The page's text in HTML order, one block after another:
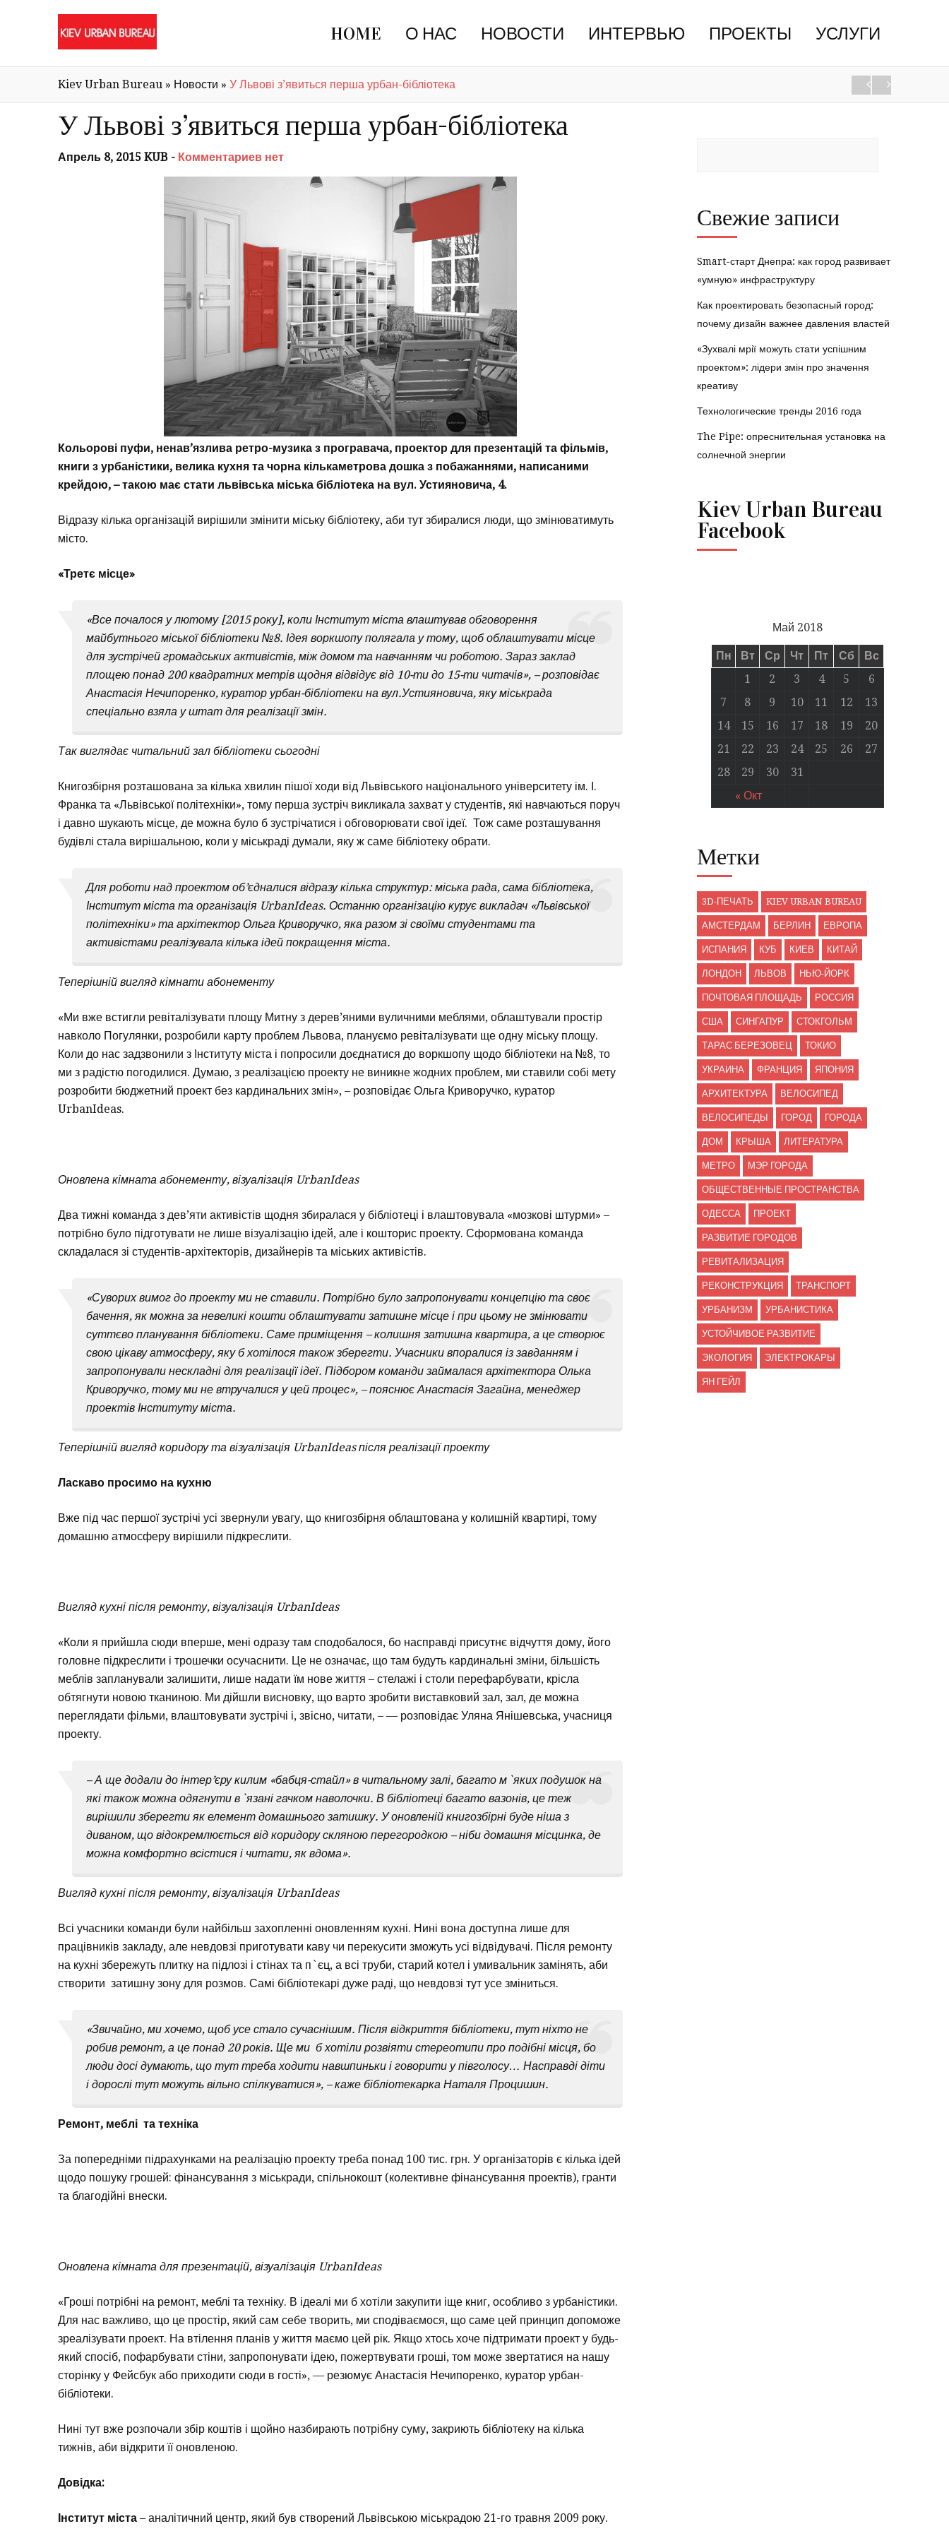
HOME О НАС НОВОСТИ ИНТЕРВЬЮ ПРОЕКТЫ УСЛУГИ
Kiev Urban Bureau » Новости » У Львові з’явиться перша урбан-бібліотека
У Львові з’явиться перша урбан-бібліотека
Апрель 8, 2015 KUB - Комментариев нет
Кольорові пуфи, ненав’язлива ретро-музика з програвача, проектор для презентацій та фільмів,
книги з урбаністики, велика кухня та чорна кількаметрова дошка з побажаннями, написаними
крейдою, – такою має стати львівська міська бібліотека на вул. Устияновича, 4.
Відразу кілька організацій вирішили змінити міську бібліотеку, аби тут збиралися люди, що змінюватимуть
місто.
«Третє місце»
«Все почалося у лютому [2015 року], коли Інститут міста влаштував обговорення
майбутнього міської бібліотеки №8. Ідея воркшопу полягала у тому, щоб облаштувати місце
для зустрічей громадських активістів, між домом та навчанням чи роботою. Зараз заклад
площею понад 200 квадратних метрів щодня відвідує від 10-ти до 15-ти читачів», – розповідає
Анастасія Нечипоренко, куратор урбан-бібліотеки на вул.Устияновича, яку міськрада
спеціально взяла у штат для реалізації змін.
Так виглядає читальний зал бібліотеки сьогодні
Книгозбірня розташована за кілька хвилин пішої ходи від Львівського національного університету ім. І.
Франка та «Львівської політехніки», тому перша зустріч викликала захват у студентів, які навчаються поруч
і давно шукають місце, де можна було б зустрічатися і обговорювати свої ідеї. Тож саме розташування
будівлі стала вирішальною, коли у міськраді думали, яку ж саме бібліотеку обрати.
Для роботи над проектом об’єдналися відразу кілька структур: міська рада, сама бібліотека,
Інститут міста та організація UrbanIdeas. Останню організацію курує викладач «Львівської
політехніки» та архітектор Ольга Криворучко, яка разом зі своїми студентами та
активістами реалізувала кілька ідей покращення міста.
Теперішній вигляд кімнати абонементу
«Ми вже встигли ревіталізувати площу Митну з дерев’яними вуличними меблями, облаштували простір
навколо Погулянки, розробили карту проблем Львова, плануємо ревіталізувати ще одну міську площу.
Коли до нас задзвонили з Інституту міста і попросили доєднатися до воркшопу щодо бібліотеки на №8, то
ми з радістю погодилися. Думаю, з реалізацією проекту не виникне жодних проблем, ми ставили собі мету
розробити бюджетний проект без кардинальних змін», – розповідає Ольга Криворучко, куратор
UrbanIdeas.
Оновлена кімната абонементу, візуалізація UrbanIdeas
Два тижні команда з дев’яти активістів щодня збиралася у бібліотеці і влаштовувала «мозкові штурми» –
потрібно було підготувати не лише візуалізацію ідей, але і кошторис проекту. Сформована команда
складалася зі студентів-архітекторів, дизайнерів та міських активістів.
«Суворих вимог до проекту ми не ставили. Потрібно було запропонувати концепцію та своє
бачення, як можна за невеликі кошти облаштувати затишне місце і при цьому не змінювати
суттєво планування бібліотеки. Саме приміщення – колишня затишна квартира, а це створює
свою цікаву атмосферу, яку б хотілося також зберегти. Учасники впоралися із завданням і
запропонували нескладні для реалізації ідеї. Підбором команди займалася архітектора Олька
Криворучко, тому ми не втручалися у цей процес», – пояснює Анастасія Загайна, менеджер
проектів Інституту міста.
Теперішній вигляд коридору та візуалізація UrbanIdeas після реалізації проекту
Ласкаво просимо на кухню
Вже під час першої зустрічі усі звернули увагу, що книгозбірня облаштована у колишній квартирі, тому
домашню атмосферу вирішили підкреслити.
Вигляд кухні після ремонту, візуалізація UrbanIdeas
«Коли я прийшла сюди вперше, мені одразу там сподобалося, бо насправді присутнє відчуття дому, його
головне підкреслити і трошечки осучаснити. Це не означає, що там будуть кардинальні зміни, більшість
меблів запланували залишити, лише надати їм нове життя – стелажі і столи перефарбувати, крісла
обтягнути новою тканиною. Ми дійшли висновку, що варто зробити виставковий зал, зал, де можна
переглядати фільми, влаштовувати зустрічі і, звісно, читати, – — розповідає Уляна Янішевська, учасниця
проекту.
– А ще додали до інтер’єру килим «бабця-стайл» в читальному залі, багато м`яких подушок на
які також можна одягнути в`язані гачком наволочки. В бібліотеці багато вазонів, це теж
вирішили зберегти як елемент домашнього затишку. У оновленій книгозбірні буде ніша з
диваном, що відокремлюється від коридору скляною перегородкою – ніби домашня місцинка, де
можна комфортно всістися і читати, як вдома».
Вигляд кухні після ремонту, візуалізація UrbanIdeas
Всі учасники команди були найбільш захопленні оновленням кухні. Нині вона доступна лише для
працівників закладу, але невдовзі приготувати каву чи перекусити зможуть усі відвідувачі. Після ремонту
на кухні збережуть плитку на підлозі і стінах та п`єц, а всі труби, старий котел і умивальник замінять, аби
створити затишну зону для розмов. Самі бібліотекарі дуже раді, що невдовзі тут усе зміниться.
«Звичайно, ми хочемо, щоб усе стало сучаснішим. Після відкриття бібліотеки, тут ніхто не
робив ремонт, а це понад 20 років. Ще ми б хотіли розвіяти стереотипи про подібні місця, бо
люди досі думають, що тут треба ходити навшпиньки і говорити у півголосу… Насправді діти
і дорослі тут можуть вільно спілкуватися», – каже бібліотекарка Наталя Процишин.
Ремонт, меблі та техніка
За попередніми підрахунками на реалізацію проекту треба понад 100 тис. грн. У організаторів є кілька ідей
щодо пошуку грошей: фінансування з міськради, спільнокошт (колективне фінансування проектів), гранти
та благодійні внески.
Оновлена кімната для презентацій, візуалізація UrbanIdeas
«Гроші потрібні на ремонт, меблі та техніку. В ідеалі ми б хотіли закупити іще книг, особливо з урбаністики.
Для нас важливо, що це простір, який сам себе творить, ми сподіваємося, що саме цей принцип допоможе
зреалізувати проект. На втілення планів у життя маємо цей рік. Якщо хтось хоче підтримати проект у будь-
який спосіб, пофарбувати стіни, запропонувати ідею, пожертвувати гроші, том може звертатися на нашу
сторінку у Фейсбук або приходити сюди в гості», — резюмує Анастасія Нечипоренко, куратор урбан-
бібліотеки.
Нині тут вже розпочали збір коштів і щойно назбирають потрібну суму, закриють бібліотеку на кілька
тижнів, аби відкрити її оновленою.
Довідка:
Інститут міста – аналітичний центр, який був створений Львівською міськрадою 21-го травня 2009 року.
Свежие записи
Smart-старт Днепра: как город развивает
«умную» инфраструктуру
Как проектировать безопасный город:
почему дизайн важнее давления властей
«Зухвалі мрії можуть стати успішним
проектом»: лідери змін про значення
креативу
Технологические тренды 2016 года
The Pipe: опреснительная установка на
солнечной энергии
Kiev Urban Bureau
Facebook
Май 2018
Пн Вт Ср Чт Пт Сб Вс
« Окт
1 2 3 4 5
6
7
8 9 10 11 12
13
14
15 16 17 18 19
20
21
22 23 24 25 26
27
28
29 30 31
Метки
3D-ПЕЧАТЬ KIEV URBAN BUREAU
АМСТЕРДАМ БЕРЛИН ЕВРОПА
ИСПАНИЯ КУБ КИЕВ КИТАЙ
ЛОНДОН ЛЬВОВ НЬЮ-ЙОРК
ПОЧТОВАЯ ПЛОЩАДЬ РОССИЯ
США СИНГАПУР СТОКГОЛЬМ
ТАРАС БЕРЕЗОВЕЦ ТОКИО
УКРАИНА ФРАНЦИЯ ЯПОНИЯ
АРХИТЕКТУРА ВЕЛОСИПЕД
ВЕЛОСИПЕДЫ ГОРОД ГОРОДА
ДОМ КРЫША ЛИТЕРАТУРА
МЕТРО МЭР ГОРОДА
ОБЩЕСТВЕННЫЕ ПРОСТРАНСТВА
ОДЕССА ПРОЕКТ
РАЗВИТИЕ ГОРОДОВ
РЕВИТАЛИЗАЦИЯ
РЕКОНСТРУКЦИЯ ТРАНСПОРТ
УРБАНИЗМ УРБАНИСТИКА
УСТОЙЧИВОЕ РАЗВИТИЕ
ЭКОЛОГИЯ ЭЛЕКТРОКАРЫ
ЯН ГЕЙЛ